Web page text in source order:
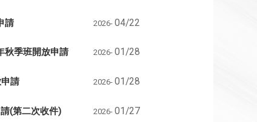
請 2026- 04/22
秋季班開放申請 2026- 01/28
請 2026- 01/28
(第二次收件) 2026- 01/27